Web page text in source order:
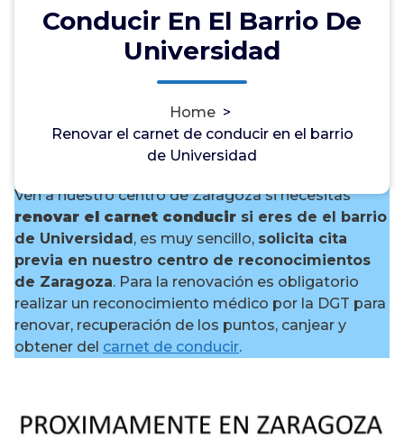
Conducir En El Barrio De
Universidad
Home >
Renovar el carnet de conducir en el barrio
de Universidad
¿Necesitas renovar el carnet
de conducir en el barrio de
Universidad?
Ven a nuestro centro de Zaragoza si necesitas
renovar el carnet conducir si eres de el barrio
de Universidad, es muy sencillo, solicita cita
previa en nuestro centro de reconocimientos
de Zaragoza. Para la renovación es obligatorio
realizar un reconocimiento médico por la DGT para
renovar, recuperación de los puntos, canjear y
obtener del carnet de conducir.